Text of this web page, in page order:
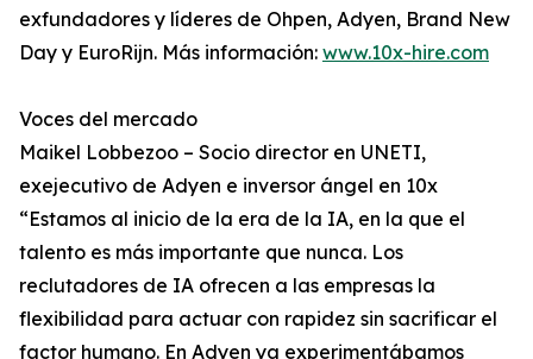
exfundadores y líderes de Ohpen, Adyen, Brand New
Day y EuroRijn. Más información: www.10x-hire.com
Voces del mercado
Maikel Lobbezoo – Socio director en UNETI,
exejecutivo de Adyen e inversor ángel en 10x
“Estamos al inicio de la era de la IA, en la que el
talento es más importante que nunca. Los
reclutadores de IA ofrecen a las empresas la
flexibilidad para actuar con rapidez sin sacrificar el
factor humano. En Adyen ya experimentábamos